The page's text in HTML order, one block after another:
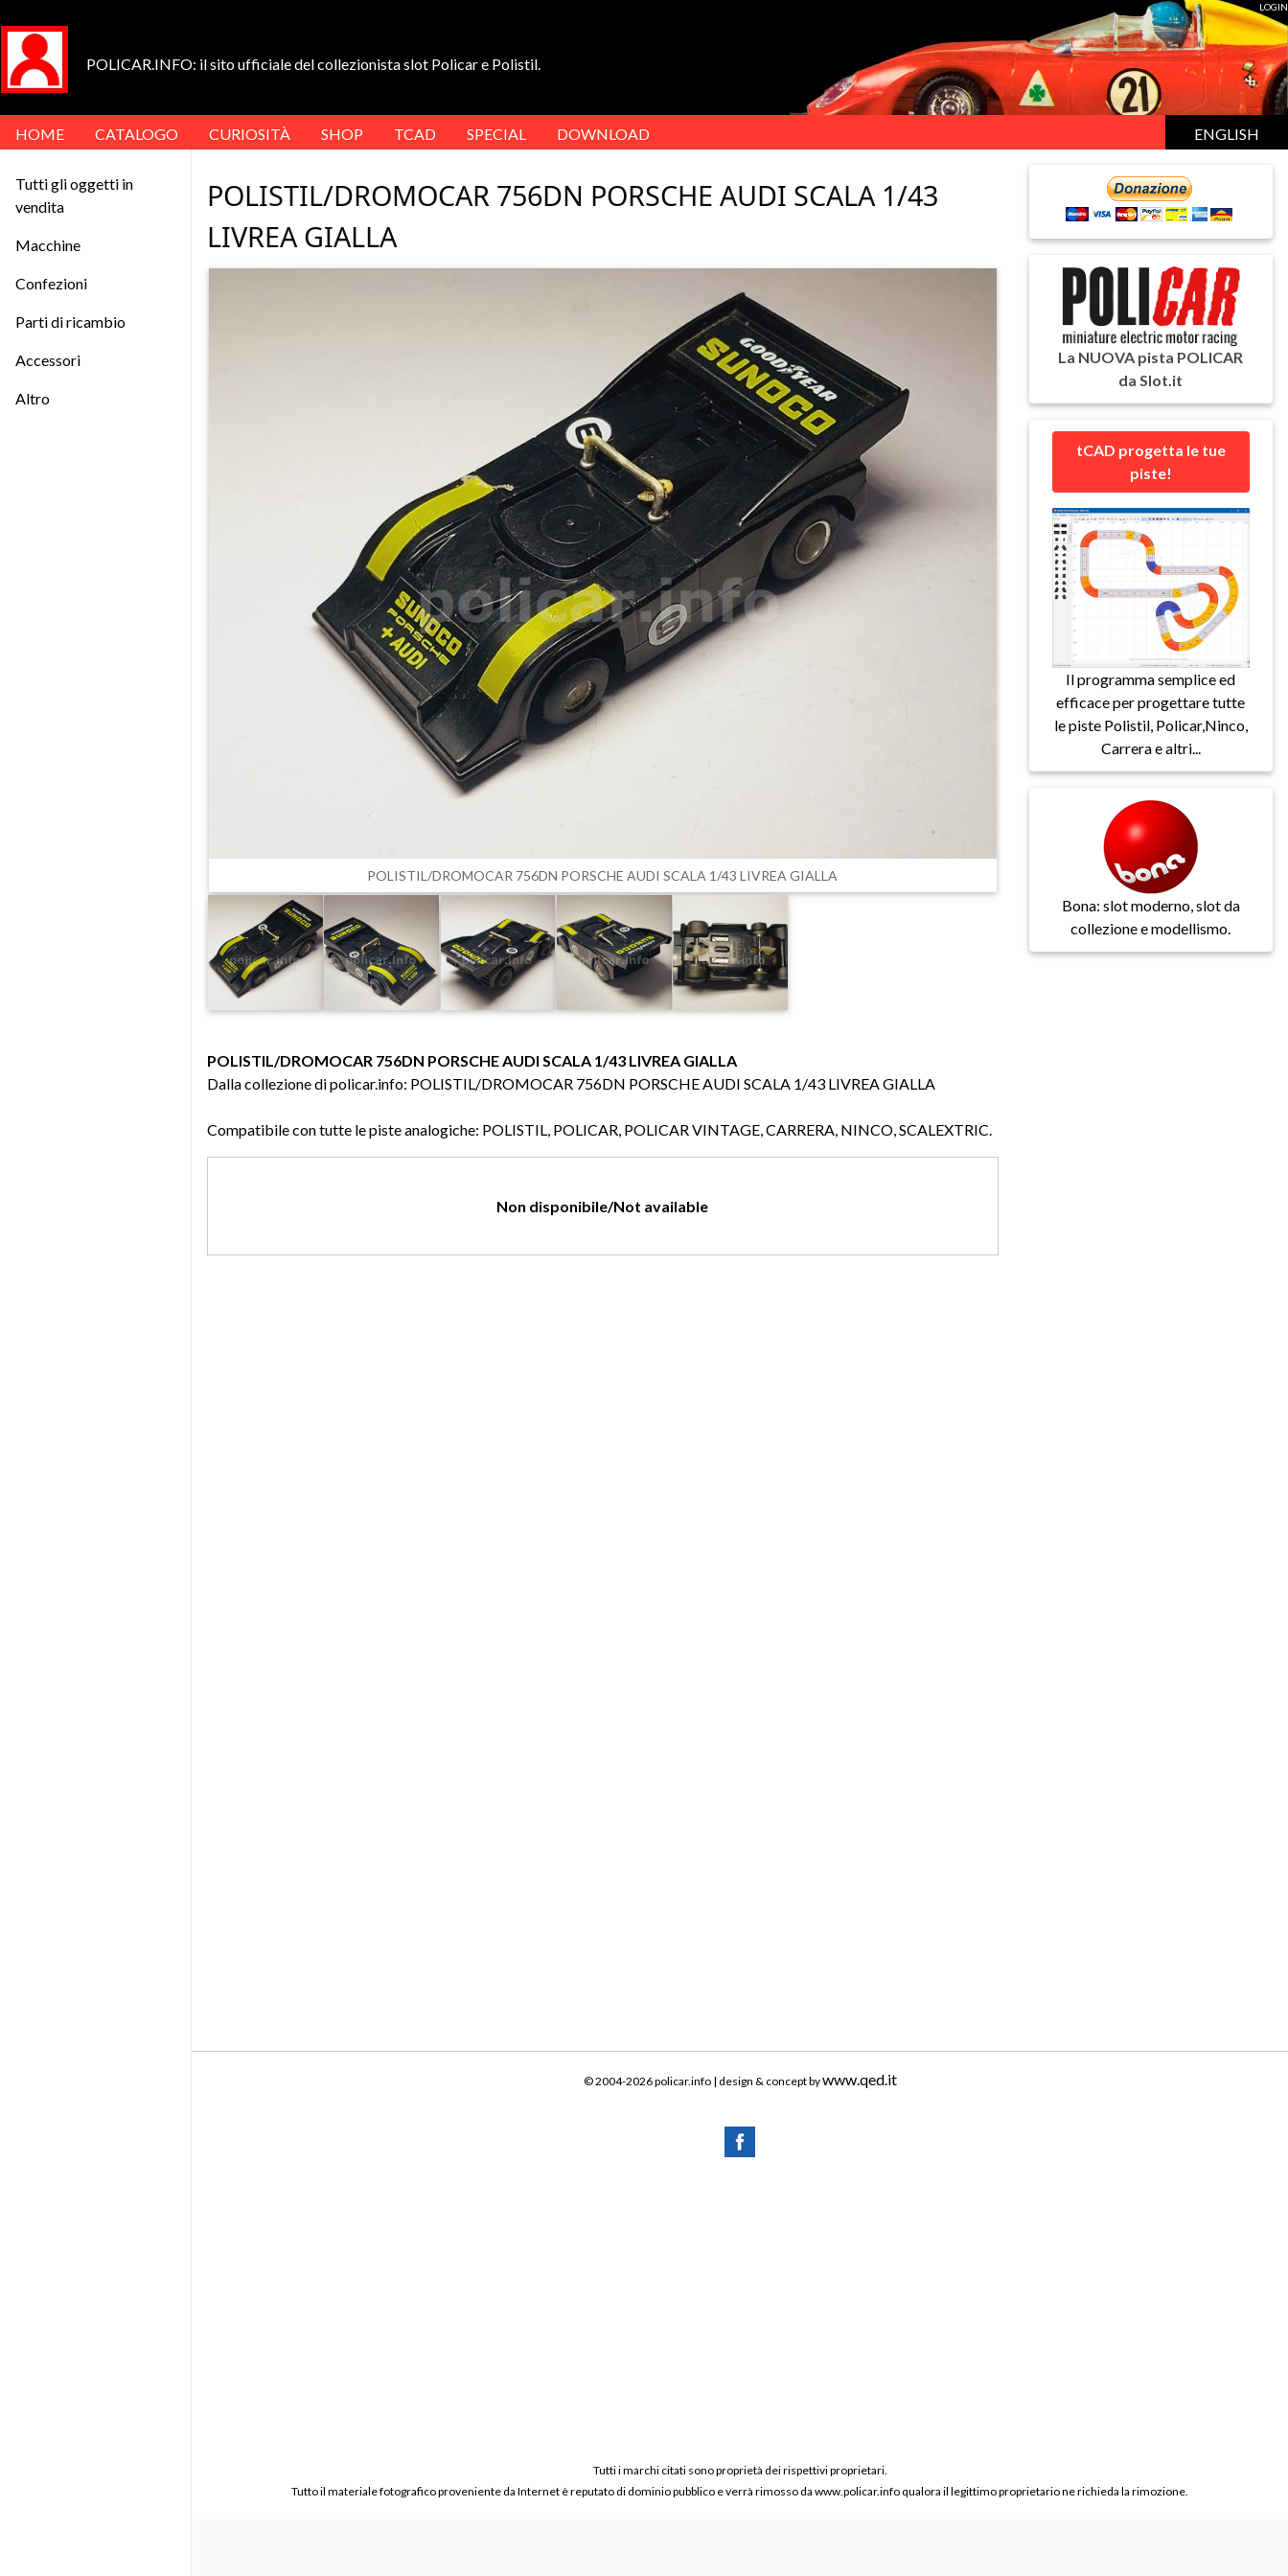
LOGIN
POLICAR.INFO: il sito ufficiale del collezionista slot Policar e Polistil.
HOME CATALOGO CURIOSITÀ SHOP TCAD SPECIAL DOWNLOAD ENGLISH
Tutti gli oggetti in
vendita
Macchine
Confezioni
Parti di ricambio
Accessori
Altro
POLISTIL/DROMOCAR 756DN PORSCHE AUDI SCALA 1/43
LIVREA GIALLA
POLISTIL/DROMOCAR 756DN PORSCHE AUDI SCALA 1/43 LIVREA GIALLA
POLISTIL/DROMOCAR 756DN PORSCHE AUDI SCALA 1/43 LIVREA GIALLA
Dalla collezione di policar.info: POLISTIL/DROMOCAR 756DN PORSCHE AUDI SCALA 1/43 LIVREA GIALLA
Compatibile con tutte le piste analogiche: POLISTIL, POLICAR, POLICAR VINTAGE, CARRERA, NINCO, SCALEXTRIC.
Non disponibile/Not available
La NUOVA pista POLICAR
da Slot.it
tCAD progetta le tue
piste!
Il programma semplice ed
efficace per progettare tutte
le piste Polistil, Policar,Ninco,
Carrera e altri...
Bona: slot moderno, slot da
collezione e modellismo.
© 2004-2026 policar.info | design & concept bywww.qed.it
Tutti i marchi citati sono proprietà dei rispettivi proprietari.
Tutto il materiale fotografico proveniente da Internet è reputato di dominio pubblico e verrà rimosso da www.policar.info qualora il legittimo proprietario ne richieda la rimozione.